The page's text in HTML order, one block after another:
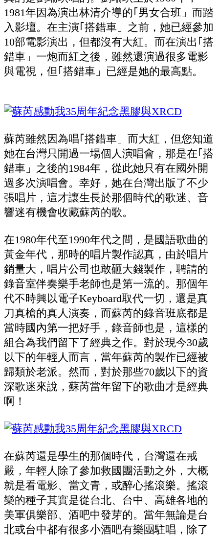
1981年因為演出林清介導的｢男女合班」而踏
入影壇。在主演｢搭錯車」之前，她已經參加
10部電影演出，但都沒有大紅。而在演出｢搭
錯車」一炮而紅之後，雖然還演過很多電影
與電視，但｢搭錯車」已經是她的最高點。
蘇芮雖然因為唱｢搭錯車」而大紅，但您知道
她在台灣只開過一場個人演唱會，那是在｢搭
錯車」之後的1984年，從此她只有在國外開
過多次演唱會。幸好，她在台灣出版了不少
張唱片，這才讓生長於那個時代的歌迷、音
響迷有機會收藏蘇芮的歌。
在1980年代至1990年代之間，是國語歌曲的
黃金年代，那時的唱片製作認真，由於唱片
銷量大，唱片公司也敢砸大錢製作，聘請的
錄音室伴奏樂手老師也是第一流的。那個年
代不時興以電子Keyboard取代一切，還是真
刀真槍的真人演奏，而蘇芮的錄音班底都是
當時國內第一把好手，錄音師也是，這樣的
組合為我們留下了經典之作。對於現今30歲
以下的年輕人而言，當年蘇芮的製作已經被
歸類於老派。然而，對於那些70歲以下的資
深歌迷來說，蘇芮當年留下的歌曲才是經典
啊！
在蘇芮還是學生的那個時代，台灣還在戒
嚴，年輕人除了參加救國團活動之外，大概
就是看電影、當文青，或醉心搖滾樂。搖滾
樂的種子其實是從台北、台中、高雄各地的
美軍俱樂部、酒吧中發芽的。當年無論是台
北或台中都有很多小酒吧有樂團駐唱，除了